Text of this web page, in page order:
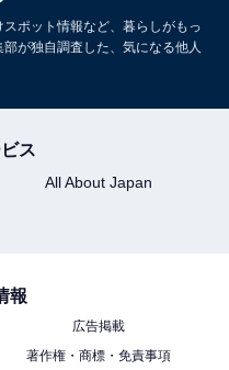
ポット情報など、暮らしがもっ
が独自調査した、気になる他人
ス
All About Japan
報
広告掲載
著作権・商標・免責事項